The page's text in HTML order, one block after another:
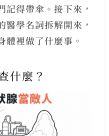
記得帶傘。接下來，
醫學名詞拆解開來，
體裡做了什麼事。
什麼？